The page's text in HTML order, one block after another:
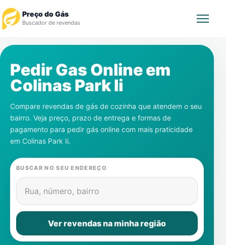
Preço do Gás
Buscador de revendas
Revendedor
Notícias
Cadastre-se
Gás
Contatos
Pedir Gas Online em
Colinas Park Ii
Compare revendas de gás de cozinha que atendem o seu
bairro. Veja preço, prazo de entrega e formas de
pagamento para pedir gás online com mais praticidade
em Colinas Park Ii.
BUSCAR NO SEU ENDEREÇO
Rua, número, bairro
Ver revendas na minha região